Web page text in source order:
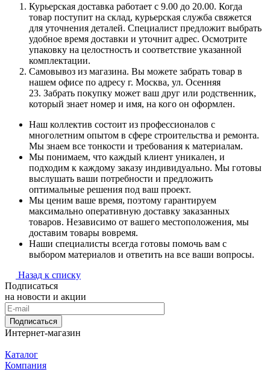
Курьерская доставка работает с 9.00 до 20.00. Когда
товар поступит на склад, курьерская служба свяжется
для уточнения деталей. Специалист предложит выбрать
удобное время доставки и уточнит адрес. Осмотрите
упаковку на целостность и соответствие указанной
комплектации.
Самовывоз из магазина. Вы можете забрать товар в
нашем офисе по адресу г. Москва, ул. Осенняя
23. Забрать покупку может ваш друг или родственник,
который знает номер и имя, на кого он оформлен.
Наш коллектив состоит из профессионалов с
многолетним опытом в сфере строительства и ремонта.
Мы знаем все тонкости и требования к материалам.
Мы понимаем, что каждый клиент уникален, и
подходим к каждому заказу индивидуально. Мы готовы
выслушать ваши потребности и предложить
оптимальные решения под ваш проект.
Мы ценим ваше время, поэтому гарантируем
максимально оперативную доставку заказанных
товаров. Независимо от вашего местоположения, мы
доставим товары вовремя.
Наши специалисты всегда готовы помочь вам с
выбором материалов и ответить на все ваши вопросы.
Назад к списку
Подписаться
на новости и акции
Подписаться
Интернет-магазин
Каталог
Компания